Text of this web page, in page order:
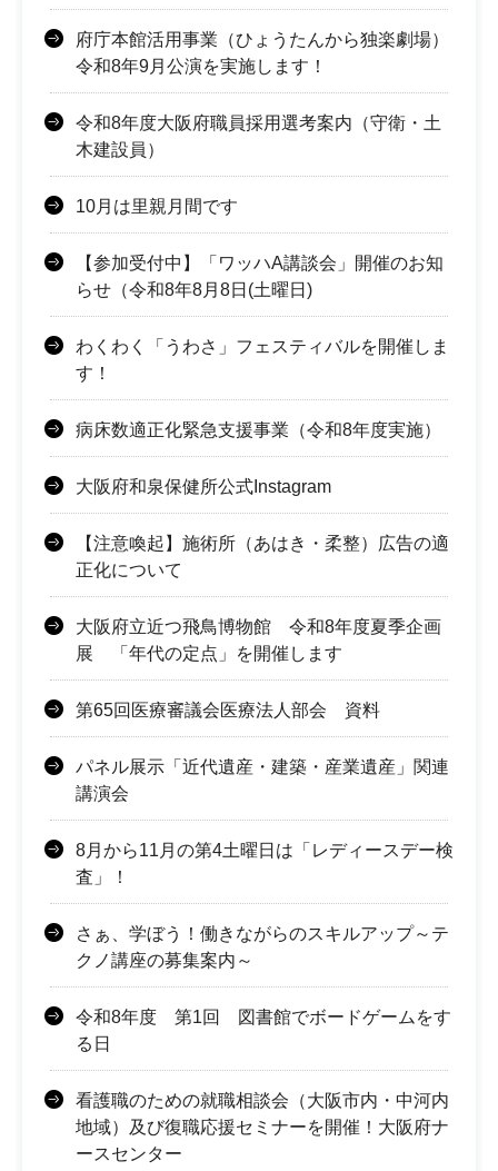
府庁本館活用事業（ひょうたんから独楽劇場）
令和8年9月公演を実施します！
令和8年度大阪府職員採用選考案内（守衛・土
木建設員）
10月は里親月間です
【参加受付中】「ワッハA講談会」開催のお知
らせ（令和8年8月8日(土曜日)
わくわく「うわさ」フェスティバルを開催しま
す！
病床数適正化緊急支援事業（令和8年度実施）
大阪府和泉保健所公式Instagram
【注意喚起】施術所（あはき・柔整）広告の適
正化について
大阪府立近つ飛鳥博物館 令和8年度夏季企画
展 「年代の定点」を開催します
第65回医療審議会医療法人部会 資料
パネル展示「近代遺産・建築・産業遺産」関連
講演会
8月から11月の第4土曜日は「レディースデー検
査」！
さぁ、学ぼう！働きながらのスキルアップ～テ
クノ講座の募集案内～
令和8年度 第1回 図書館でボードゲームをす
る日
看護職のための就職相談会（大阪市内・中河内
地域）及び復職応援セミナーを開催！大阪府ナ
ースセンター